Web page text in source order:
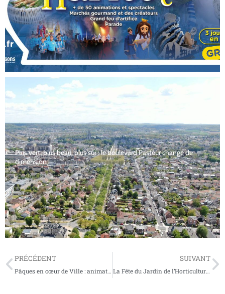
Plus vert, plus beau, plus sûr : le boulevard Pasteur change de
dimension
PRÉCÉDENT
Pâques en cœur de Ville : animations, concours, mascottes et chocolats au rendez-vous !
SUIVANT
La Fête du Jardin de l’Horticulture revient à Soissons les 26 & 27 avril 2025